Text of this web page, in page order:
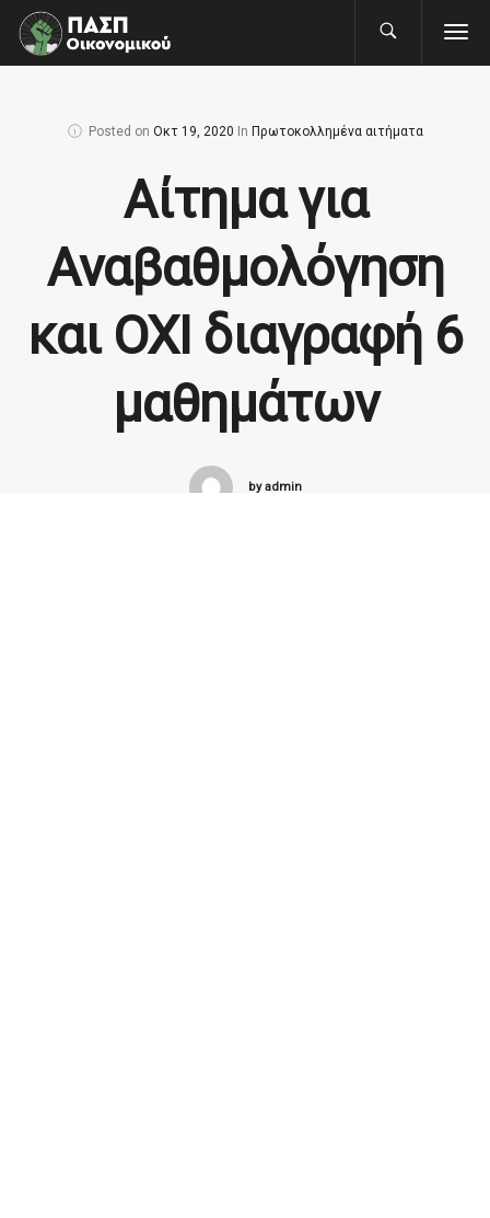
Posted on Οκτ 19, 2020 In Πρωτοκολλημένα αιτήματα
Αίτημα για
Αναβαθμολόγηση
και ΟΧΙ διαγραφή 6
μαθημάτων
by admin